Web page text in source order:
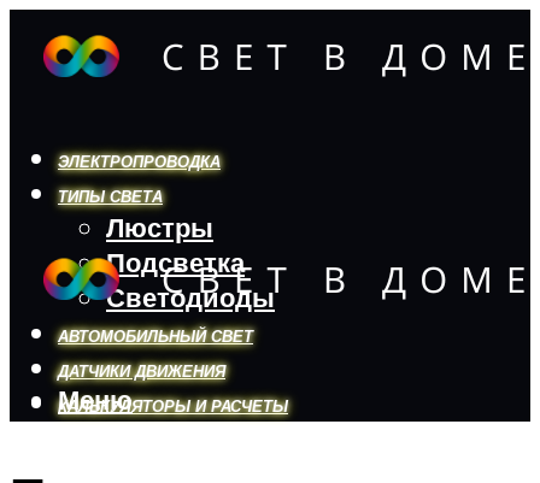
ЭЛЕКТРОПРОВОДКА
ТИПЫ СВЕТА
Люстры
Подсветка
Светодиоды
АВТОМОБИЛЬНЫЙ СВЕТ
ДАТЧИКИ ДВИЖЕНИЯ
КАЛЬКУЛЯТОРЫ И РАСЧЕТЫ
Меню